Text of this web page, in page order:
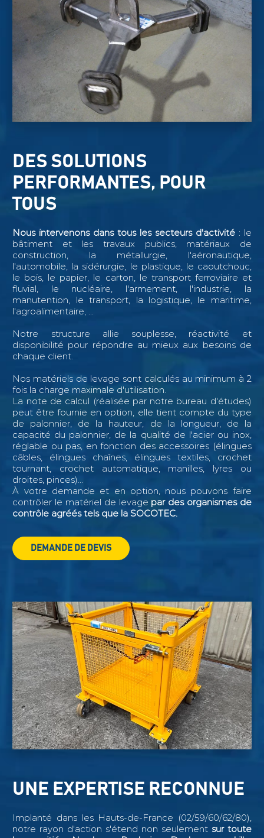
DES SOLUTIONS
PERFORMANTES, POUR
TOUS
Nous intervenons dans tous les secteurs d'activité: le
bâtiment et les travaux publics, matériaux de
construction, la métallurgie, l'aéronautique,
l'automobile, la sidérurgie, le plastique, le caoutchouc,
le bois, le papier, le carton, le transport ferroviaire et
fluvial, le nucléaire, l'armement, l'industrie, la
manutention, le transport, la logistique, le maritime,
l'agroalimentaire, ...
Notre structure allie souplesse, réactivité et
disponibilité pour répondre au mieux aux besoins de
chaque client.
Nos matériels de levage sont calculés au minimum à 2
fois la charge maximale d'utilisation.
La note de calcul (réalisée par notre bureau d'études)
peut être fournie en option, elle tient compte du type
de palonnier, de la hauteur, de la longueur, de la
capacité du palonnier, de la qualité de l'acier ou inox,
réglable ou pas, en fonction des accessoires (élingues
câbles, élingues chaînes, élingues textiles, crochet
tournant, crochet automatique, manilles, lyres ou
droites, pinces)...
À votre demande et en option, nous pouvons faire
contrôler le matériel de levage par des organismes de
contrôle agréés tels que la SOCOTEC.
DEMANDE DE DEVIS
UNE EXPERTISE RECONNUE
Implanté dans les Hauts-de-France (02/59/60/62/80),
notre rayon d'action s'étend non seulementsur toute